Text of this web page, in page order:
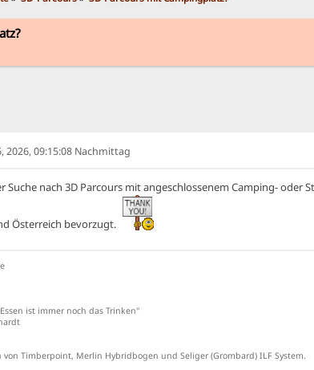
2026, 09:15:08 Nachmittag
Suche nach 3D Parcours mit angeschlossenem Camping-
Österreich bevorzugt.
ist immer noch das Trinken"
von Timberpoint, Merlin Hybridbogen und Seliger (Grombard) ILF System.